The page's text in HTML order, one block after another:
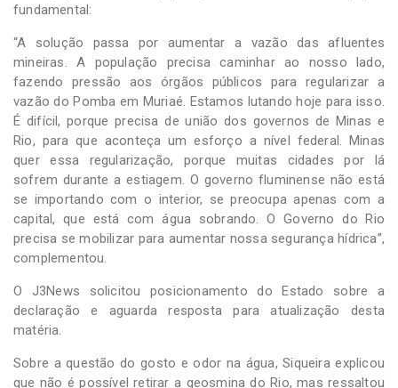
fundamental:
“A solução passa por aumentar a vazão das afluentes
mineiras. A população precisa caminhar ao nosso lado,
fazendo pressão aos órgãos públicos para regularizar a
vazão do Pomba em Muriaé. Estamos lutando hoje para isso.
É difícil, porque precisa de união dos governos de Minas e
Rio, para que aconteça um esforço a nível federal. Minas
quer essa regularização, porque muitas cidades por lá
sofrem durante a estiagem. O governo fluminense não está
se importando com o interior, se preocupa apenas com a
capital, que está com água sobrando. O Governo do Rio
precisa se mobilizar para aumentar nossa segurança hídrica”,
complementou.
O J3News solicitou posicionamento do Estado sobre a
declaração e aguarda resposta para atualização desta
matéria.
Sobre a questão do gosto e odor na água, Siqueira explicou
que não é possível retirar a geosmina do Rio, mas ressaltou